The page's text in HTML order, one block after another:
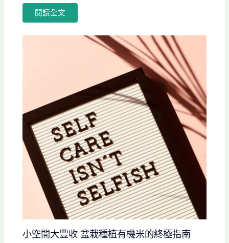
閱讀全文
小空間大豐收 盆栽種植有機米的終極指南